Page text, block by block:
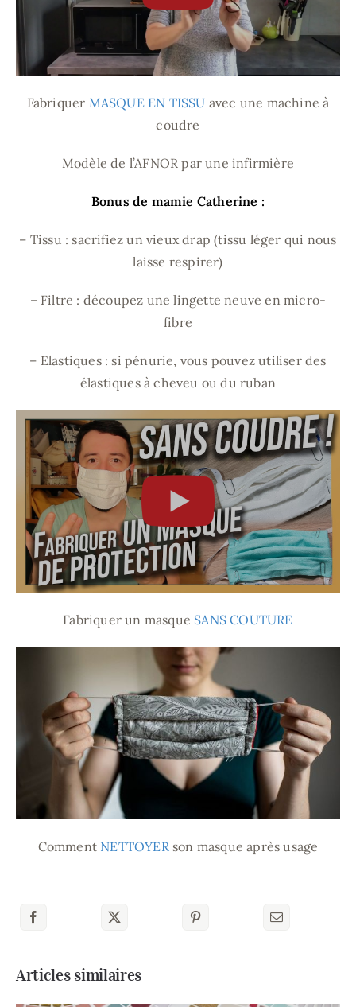
Fabriquer MASQUE EN TISSU avec une machine à
coudre
Modèle de l’AFNOR par une infirmière
Bonus de mamie Catherine :
– Tissu : sacrifiez un vieux drap (tissu léger qui nous
laisse respirer)
– Filtre : découpez une lingette neuve en micro-
fibre
– Elastiques : si pénurie, vous pouvez utiliser des
élastiques à cheveu ou du ruban
Fabriquer un masque SANS COUTURE
Comment NETTOYER son masque après usage
Articles similaires